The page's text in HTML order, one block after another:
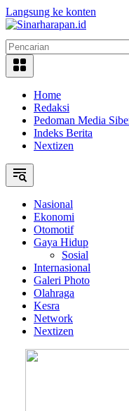
Langsung ke konten
Home
Redaksi
Pedoman Media
Indeks Berita
Nextizen
Nasional
Ekonomi
Otomotif
Gaya Hidup
Sosial
Internasional
Galeri Photo
Olahraga
Kesra
Network
Nextizen